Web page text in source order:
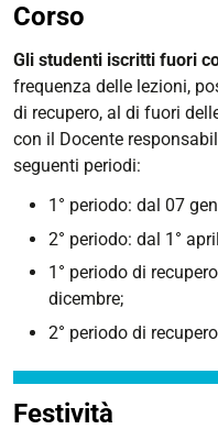
Corso
Gli studenti iscritti fuori
frequenza delle lezioni,
di recupero, al di fuori
con il Docente
seguenti periodi:
1° periodo: dal 07
2° periodo: dal 1°
1° periodo di
dicembre;
2° periodo di
Festività